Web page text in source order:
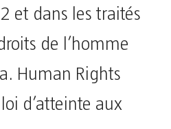
et dans les traités
de l’homme
Human Rights
d’atteinte aux